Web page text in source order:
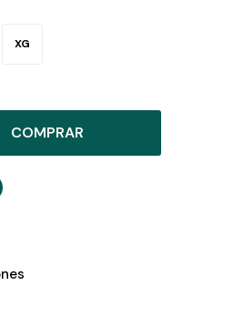
XG
COMPRAR